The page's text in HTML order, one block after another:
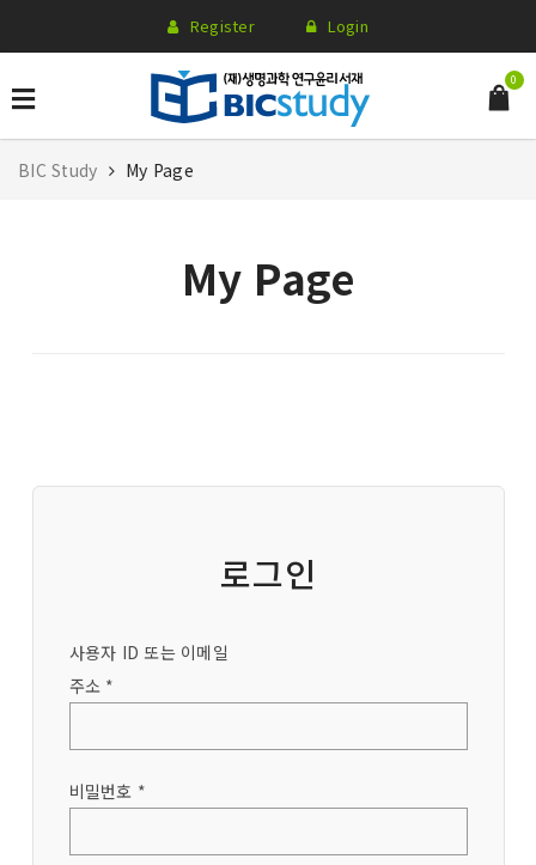
Register Login
0
BIC Study My Page
My Page
로그인
사용자 ID 또는 이메일
주소 *
비밀번호 *